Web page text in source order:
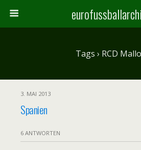
Tags › RCD
3. MAI 2013
Spanien
6 ANTWORTEN